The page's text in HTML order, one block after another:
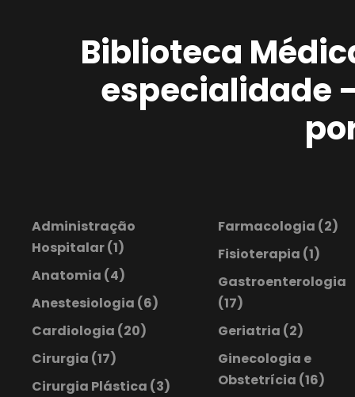
Biblioteca
especialidade
Administração
Hospitalar(1)
Anatomia (4)
Anestesiologia (6)
Cardiologia (20)
Cirurgia (17)
Cirurgia Plástica (3)
Farmacologia (2)
Fisioterapia (1)
Gastroenterologia
(17)
Geriatria (2)
Ginecologia e
Obstetrícia (16)